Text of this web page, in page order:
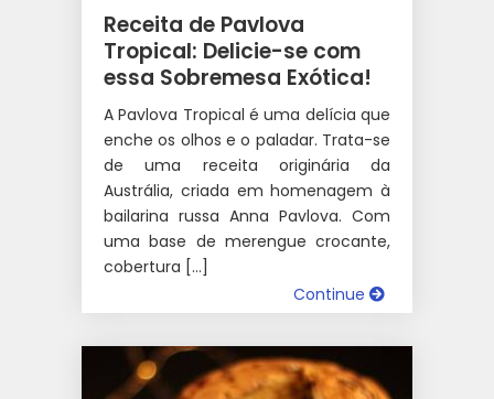
Receita de Pavlova
Tropical: Delicie-se com
essa Sobremesa Exótica!
A Pavlova Tropical é uma delícia que
enche os olhos e o paladar. Trata-se
de uma receita originária da
Austrália, criada em homenagem à
bailarina russa Anna Pavlova. Com
uma base de merengue crocante,
cobertura […]
Continue